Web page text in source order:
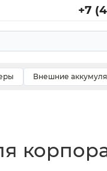
+7
Внешние